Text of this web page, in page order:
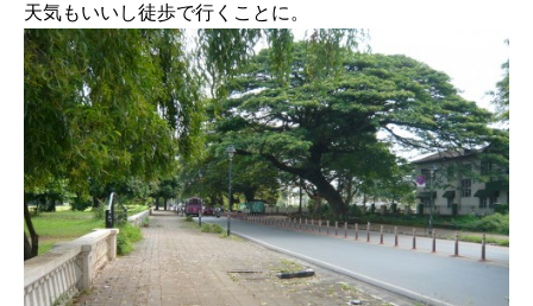
天気もいいし徒歩で行くことに。